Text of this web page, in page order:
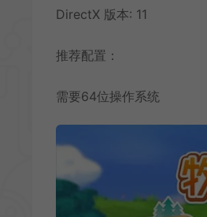
DirectX 版本: 11
推荐配置：
需要64位操作系统